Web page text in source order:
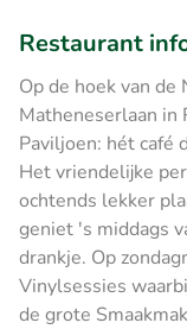
Restaurant
Op de hoek van
Matheneserlaan in
Paviljoen: hét café
Het vriendelijke
ochtends lekker
geniet 's middags
drankje. Op
Vinylsessies
de grote